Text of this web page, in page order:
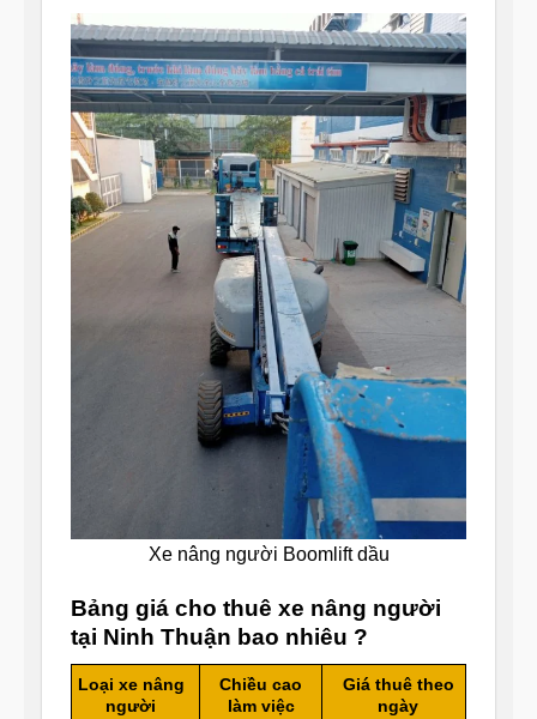
Xe nâng người Boomlift dầu
Bảng giá cho thuê xe nâng người
tại Ninh Thuận bao nhiêu ?
Loại xe nâng
người
Chiều cao
làm việc
Giá thuê theo
ngày